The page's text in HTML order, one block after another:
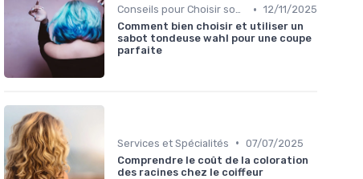
Conseils pour Choisir son Coiffeur • 12/11/2025
Comment bien choisir et utiliser un
sabot tondeuse wahl pour une coupe
parfaite
Services et Spécialités • 07/07/2025
Comprendre le coût de la coloration
des racines chez le coiffeur